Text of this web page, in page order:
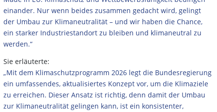
einander. Nur wenn beides zusammen gedacht wird, gelingt
der Umbau zur Klimaneutralität – und wir haben die Chance,
ein starker Industriestandort zu bleiben und klimaneutral zu
werden.“
Sie erläuterte:
„Mit dem Klimaschutzprogramm 2026 legt die Bundesregierung
ein umfassendes, aktualisiertes Konzept vor, um die Klimaziele
zu erreichen. Dieser Ansatz ist richtig, denn damit der Umbau
zur Klimaneutralität gelingen kann, ist ein konsistenter,